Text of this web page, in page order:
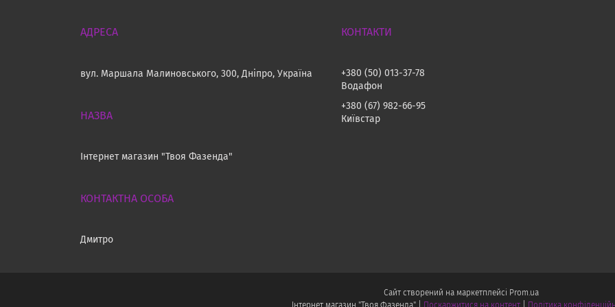
вул. Маршала Малиновського, 300, Дніпро, Україна
Інтернет магазин "Твоя Фазенда"
Дмитро
+380 (50) 013-37-78
Водафон
+380 (67) 982-66-95
Київстар
Сайт створений на маркетплейсі
Prom.ua